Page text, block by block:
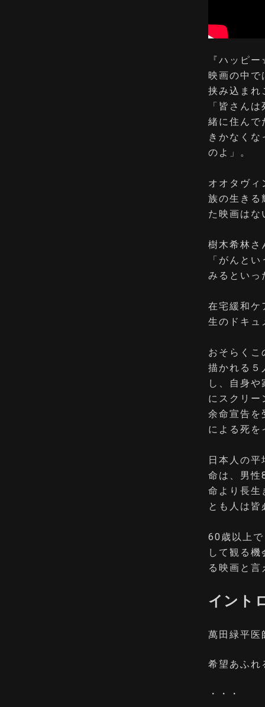
『ハッピ
映画の中で
挟み込まれ
「皆さん
緒に住んで
きかなく
のよ」。
オオタヴ
族の生きる
た映画はな
樹木希林さ
「がんと
みるといっ
在宅緩和ケ
生のドキュ
おそらくこ
描かれる５
し、自身
にスクリー
余命宣告を
による死を
日本人の
命は、男性
命より長生
とも人は皆
60歳以上
して観る
る映画と
イント
萬田緑平医
希望あふれ
・・・